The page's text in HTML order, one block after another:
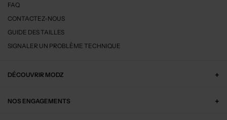
FAQ
CONTACTEZ-NOUS
GUIDE DES TAILLES
SIGNALER UN PROBLÈME TECHNIQUE
DÉCOUVRIR MODZ
NOS ENGAGEMENTS